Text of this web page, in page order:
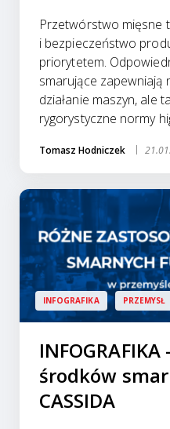
Przetwórstwo mięsne
i bezpieczeństwo
priorytetem.
smarujące zapewniają
działanie maszyn, ale
rygorystyczne normy
Tomasz Hodniczek
INFOGRAFIKA PRZEMYSŁ
środków
CASSIDA